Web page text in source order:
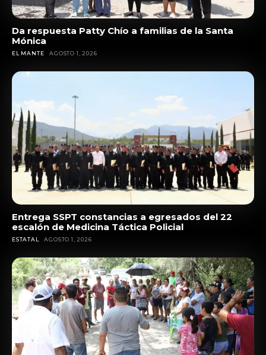
Da respuesta Patty Chío a familias de la Santa
Mónica
EL MANTE AGOSTO 1, 2026
Entrega SSPT constancias a egresados del 22
escalón de Medicina Táctica Policial
ESTATAL AGOSTO 1, 2026